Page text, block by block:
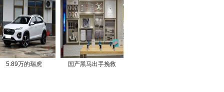
5.89万的瑞虎 国产黑马出手挽救